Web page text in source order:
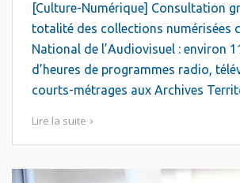
[Culture-Numérique] Consultation
totalité des collections numérisées
National de l’Audiovisuel : environ
d’heures de programmes radio,
courts-métrages aux Archives
Lire la suite